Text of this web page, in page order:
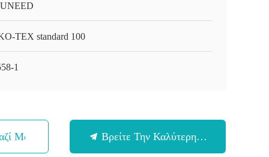
TEX standard 100
1
Μας Βρείτε Την Καλύτερη Τιμή